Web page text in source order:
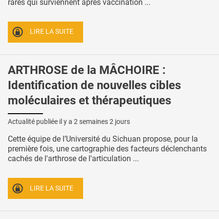
rares qui surviennent après vaccination ...
LIRE LA SUITE
ARTHROSE de la MÂCHOIRE :
Identification de nouvelles cibles
moléculaires et thérapeutiques
Actualité publiée il y a 2 semaines 2 jours
Cette équipe de l’Université du Sichuan propose, pour la
première fois, une cartographie des facteurs déclenchants
cachés de l'arthrose de l'articulation ...
LIRE LA SUITE